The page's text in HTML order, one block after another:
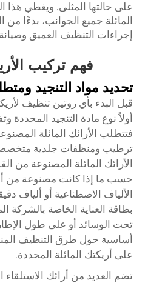
على حالتها المثلى. ويغطي هذا
المائلة جميع الجوانب، بدءًا من
إجراءات التنظيف العميق
فهم تركيب
تحديد مواد التنجيد
قبل البدء بأي روتين تنظيف
أولاً نوع مادة التنجيد المحددة
فتتطلب الأرائك المائلة
ترطيب ومنظفات جلدية
الأرائك المائلة المصنوعة من
حسب ما إذا كانت مصنوعة من
الألياف الاصطناعية أو ألياف
بطاقة العناية الخاصة بالشركة
تحت الوسائد أو على طول
أساسية حول طرق التنظيف
على أريكتك المائلة المحددة.
تضم العديد من أرائك الاستلقاء